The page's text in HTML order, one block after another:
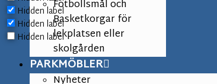
Hidden label
Hidden label
Hidden label
Fotbollsmål och
Basketkorgar för
lekplatsen eller
skolgården
PARKMÖBLER